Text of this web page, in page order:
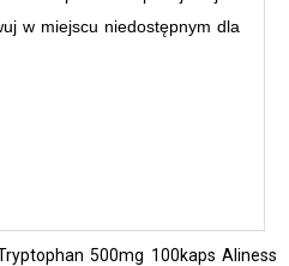
w miejscu niedostępnym dla
500mg 100kaps Aliness